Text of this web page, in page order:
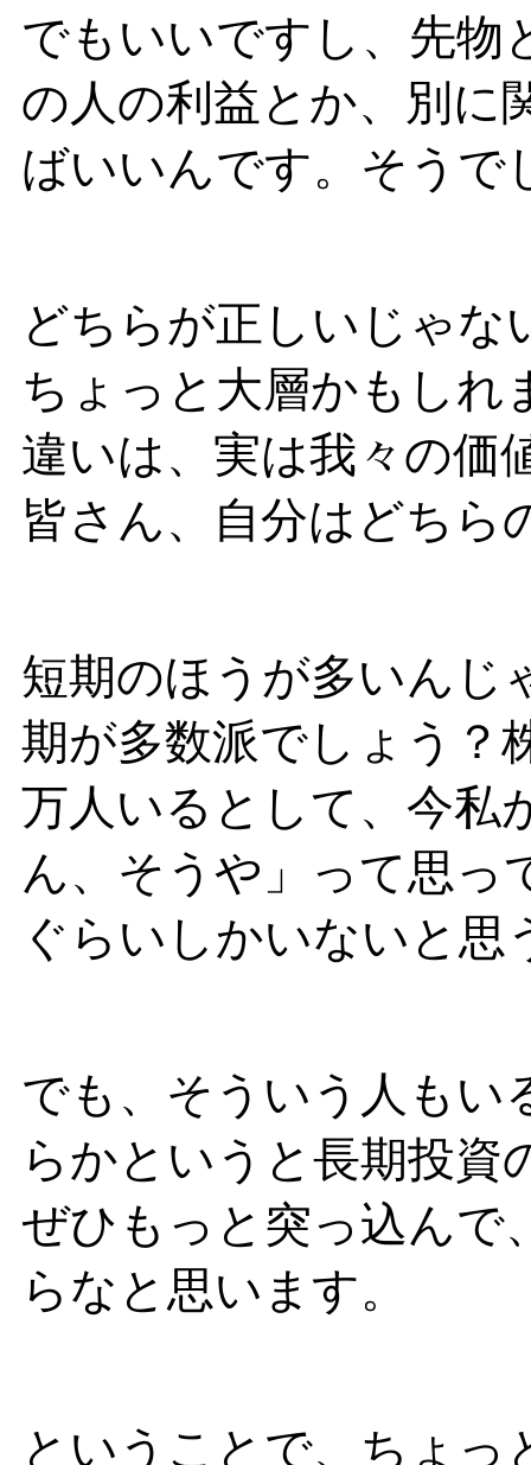
でもいいですし、先物
の人の利益とか、別に
ばいいんです。そうで
どちらが正しいじゃな
ちょっと大層かもしれ
違いは、実は我々の価
皆さん、自分はどちら
短期のほうが多いんじ
期が多数派でしょう？
万人いるとして、今私
ん、そうや」って思っ
ぐらいしかいないと思
でも、そういう人もい
らかというと長期投資
ぜひもっと突っ込んで
らなと思います。
ということで、ちょっ